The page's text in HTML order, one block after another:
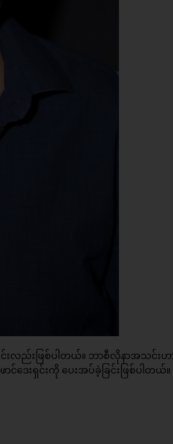
င်းလည်းဖြစ်ပါတယ်။ ဘာစီလိုနာအသင်းဟ
ေးရှင်းကို ပေးအပ်ခဲ့ခြင်းဖြစ်ပါတယ်။